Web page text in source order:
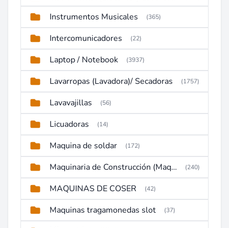
Instrumentos Musicales (365)
Intercomunicadores (22)
Laptop / Notebook (3937)
Lavarropas (Lavadora)/ Secadoras (1757)
Lavavajillas (56)
Licuadoras (14)
Maquina de soldar (172)
Maquinaria de Construcción (Maquinaria Pesada) (240)
MAQUINAS DE COSER (42)
Maquinas tragamonedas slot (37)